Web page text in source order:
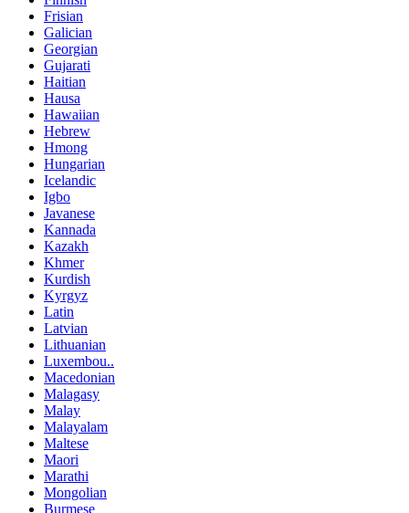
Frisian
Galician
Georgian
Gujarati
Haitian
Hausa
Hawaiian
Hebrew
Hmong
Hungarian
Icelandic
Igbo
Javanese
Kannada
Kazakh
Khmer
Kurdish
Kyrgyz
Latin
Latvian
Lithuanian
Luxembou..
Macedonian
Malagasy
Malay
Malayalam
Maltese
Maori
Marathi
Mongolian
Burmese